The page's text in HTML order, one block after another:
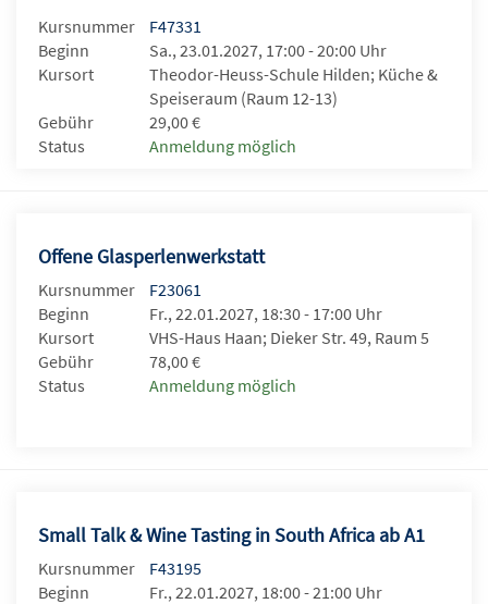
Kursnummer
F47331
Beginn
Sa., 23.01.2027, 17:00 - 20:00 Uhr
Kursort
Theodor-Heuss-Schule Hilden; Küche &
Speiseraum (Raum 12-13)
Gebühr
29,00 €
Status
Anmeldung möglich
Offene Glasperlenwerkstatt
Kursnummer
F23061
Beginn
Fr., 22.01.2027, 18:30 - 17:00 Uhr
Kursort
VHS-Haus Haan; Dieker Str. 49, Raum 5
Gebühr
78,00 €
Status
Anmeldung möglich
Small Talk & Wine Tasting in South Africa ab A1
Kursnummer
F43195
Beginn
Fr., 22.01.2027, 18:00 - 21:00 Uhr